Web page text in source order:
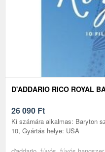
D'ADDARIO RICO ROYAL
26 090 Ft
Ki számára alkalmas: Baryton
10, Gyártás helye: USA